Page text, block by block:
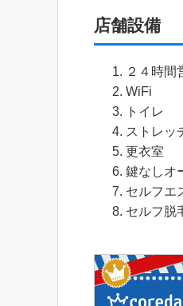
店舗設備
２４時間
WiFi
トイレ
ストレッ
更衣室
鍵なしオ
セルフエ
セルフ脱